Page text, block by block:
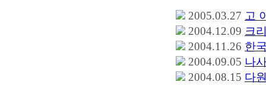
2005.03.27 고
2004.12.09 크
2004.11.26 한
2004.09.05 나
2004.08.15 다